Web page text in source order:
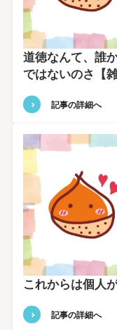
道徳なんて、誰
ではないのさ【雑
記事の詳細へ
これからは個人
記事の詳細へ